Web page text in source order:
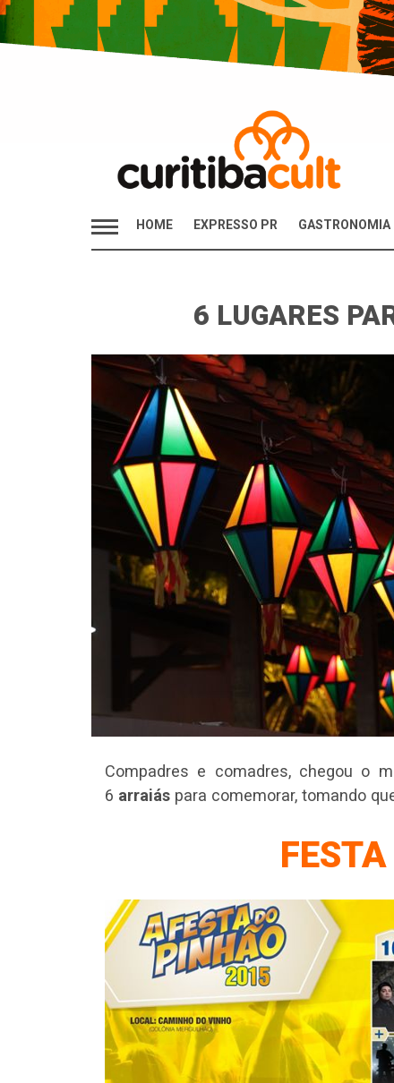
HOME EXPRESSO PR GASTRONOMIA
6 LUGARES
Compadres e comadres, chegou o
6 arraiás para comemorar, tomando